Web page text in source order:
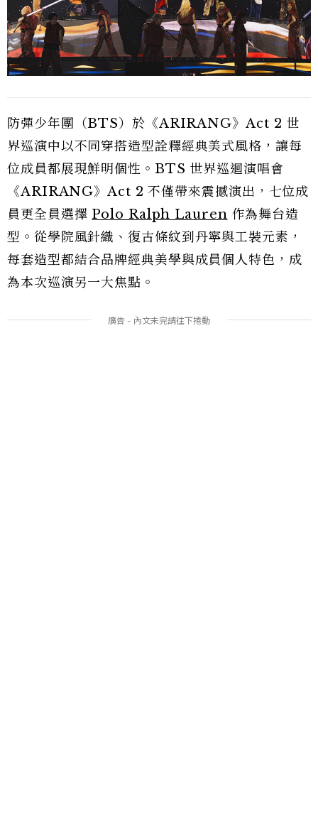
防彈少年團（BTS）於《ARIRANG》Act 2 世
界巡演中以不同穿搭造型詮釋經典美式風格，讓每
位成員都展現鮮明個性。BTS 世界巡迴演唱會
《ARIRANG》Act 2 不僅帶來震撼演出，七位成
員更全員選擇 Polo Ralph Lauren 作為舞台造
型。從學院風針織、復古條紋到丹寧與工裝元素，
每套造型都結合品牌經典美學與成員個人特色，成
為本次巡演另一大焦點。